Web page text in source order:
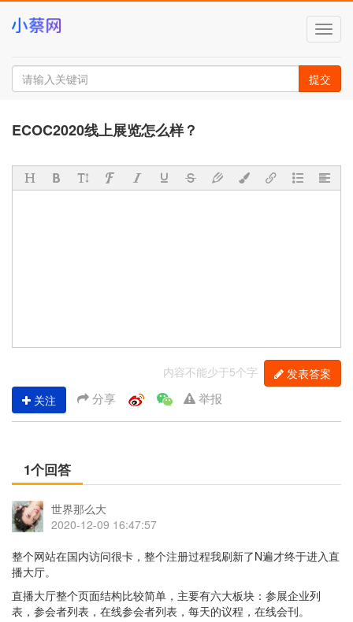
切
换
导
航
提交
ECOC2020线上展览怎么样？
内容不能少于5个字
发表答案
关注
分享 举报
1个回答
世界那么大
2020-12-09 16:47:57
整个网站在国内访问很卡，整个注册过程我刷新了N遍才终于进入直
播大厅。
直播大厅整个页面结构比较简单，主要有六大板块：参展企业列
表，参会者列表，在线参会者列表，每天的议程，在线会刊。